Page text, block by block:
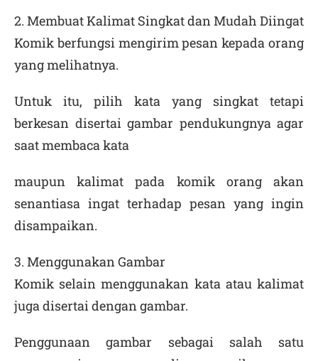
2. Membuat Kalimat Singkat dan Mudah Diingat
Komik berfungsi mengirim pesan kepada orang
yang melihatnya.
Untuk itu, pilih kata yang singkat tetapi
berkesan disertai gambar pendukungnya agar
saat membaca kata
maupun kalimat pada komik orang akan
senantiasa ingat terhadap pesan yang ingin
disampaikan.
3. Menggunakan Gambar
Komik selain menggunakan kata atau kalimat
juga disertai dengan gambar.
Penggunaan gambar sebagai salah satu